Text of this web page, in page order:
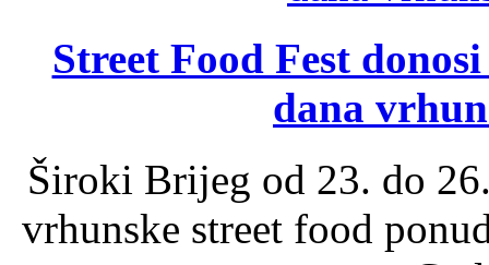
Street Food Fest
dana
Široki Brijeg od 23. do
vrhunske street food